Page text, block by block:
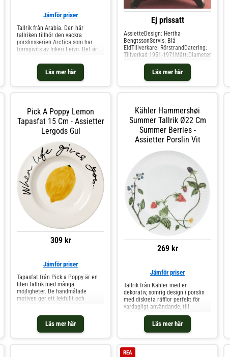
Läs mer här
Jämför priser
Tallrik från Arabia. Den här
tallriken tillhör den vackra
porslinsserien Arctica som har
formgivits av Inkeri Leivo. Det är
till alla tillfällen eftersom den rena
vita designen inte tar fokus från
måltiden som serveras. Shoppa
Ej prissatt
Läs mer här
AssietteDesign: Hertha
BengtssonServis: Blå
EldTillverkare: RörstrandDatering:
Tillverkad 1951-1971Mått:Diameter
mmMärkningar:RörstrandKondition
: Gott skick
Pick A Poppy Lemon
Tapasfat 15 Cm - Assietter
Lergods Gul
309 kr
Läs mer här
Jämför priser
Tapasfat från Pick a Poppy är en
liten tallrik med många
möjligheter. De handmålade
motiven ger ett lekfullt och
helhet när flera
kombineras.Tillverkade i keramik
med traditionellt hantverk i
Kähler Hammershøi
Summer Tallrik Ø22 Cm
Summer Berries -
Assietter Porslin Vit
269 kr
Läs mer här
Jämför priser
Tallrik från Kähler med en
dekorativ, somrig design i porslin
med diskreta räfflor perfekt för
vardagligt användande, till
frukosten eller fikat exempelvis.
Mixa och matcha med andra delar
ur serien för att skapa en vacker
kombination.Om tallriken från
serien Hammershøi Summer.- Gjord
REA